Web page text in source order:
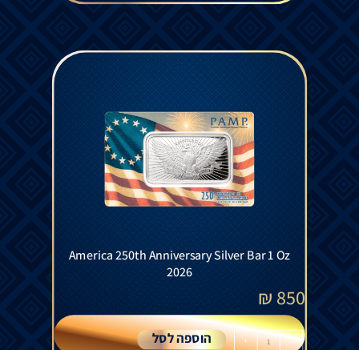
America 250th Anniversary Silver Bar 1 Oz
2026
850
₪
-
+ הוספה לסל